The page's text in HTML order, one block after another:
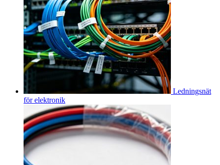
Ledningsnät
för elektronik